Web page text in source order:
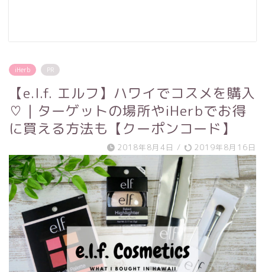
iHerb PR
【e.l.f. エルフ】ハワイでコスメを購入
♡｜ターゲットの場所やiHerbでお得
に買える方法も【クーポンコード】
2018年8月4日 / 2019年8月16日